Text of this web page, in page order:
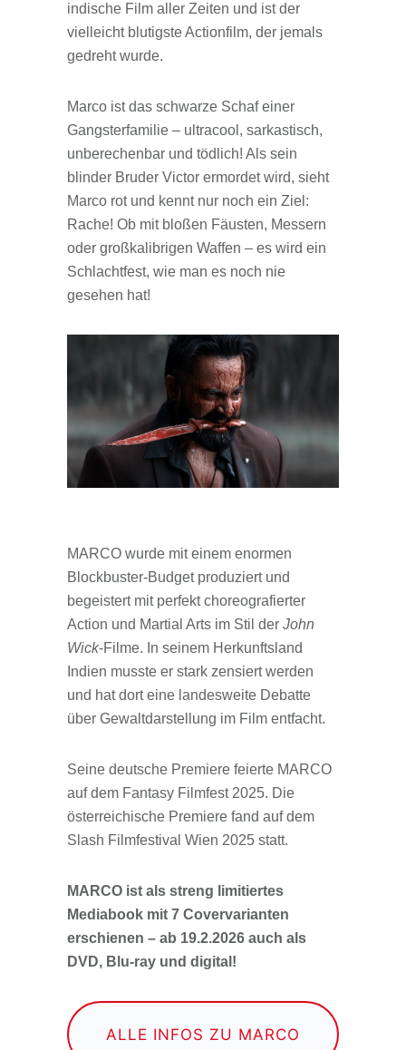
indische Film aller Zeiten und ist der
vielleicht blutigste Actionfilm, der jemals
gedreht wurde.
Marco ist das schwarze Schaf einer
Gangsterfamilie – ultracool, sarkastisch,
unberechenbar und tödlich! Als sein
blinder Bruder Victor ermordet wird, sieht
Marco rot und kennt nur noch ein Ziel:
Rache! Ob mit bloßen Fäusten, Messern
oder großkalibrigen Waffen – es wird ein
Schlachtfest, wie man es noch nie
gesehen hat!
MARCO wurde mit einem enormen
Blockbuster-Budget produziert und
begeistert mit perfekt choreografierter
Action und Martial Arts im Stil der John
Wick-Filme. In seinem Herkunftsland
Indien musste er stark zensiert werden
und hat dort eine landesweite Debatte
über Gewaltdarstellung im Film entfacht.
Seine deutsche Premiere feierte MARCO
auf dem Fantasy Filmfest 2025. Die
österreichische Premiere fand auf dem
Slash Filmfestival Wien 2025 statt.
MARCO ist als streng limitiertes
Mediabook mit 7 Covervarianten
erschienen – ab 19.2.2026 auch als
DVD, Blu-ray und digital!
ALLE INFOS ZU MARCO